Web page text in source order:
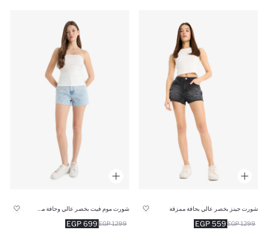
شورت جينز بخصر عالي بحافة ممزقة
559 EGP 1299 EGP
699 EGP 1299 EGP